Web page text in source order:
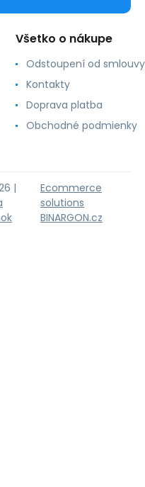
Všetko o nákupe
Odstoupení od smlouvy
Kontakty
Doprava platba
Obchodné podmienky
|
Ecommerce
solutions
BINARGON.cz